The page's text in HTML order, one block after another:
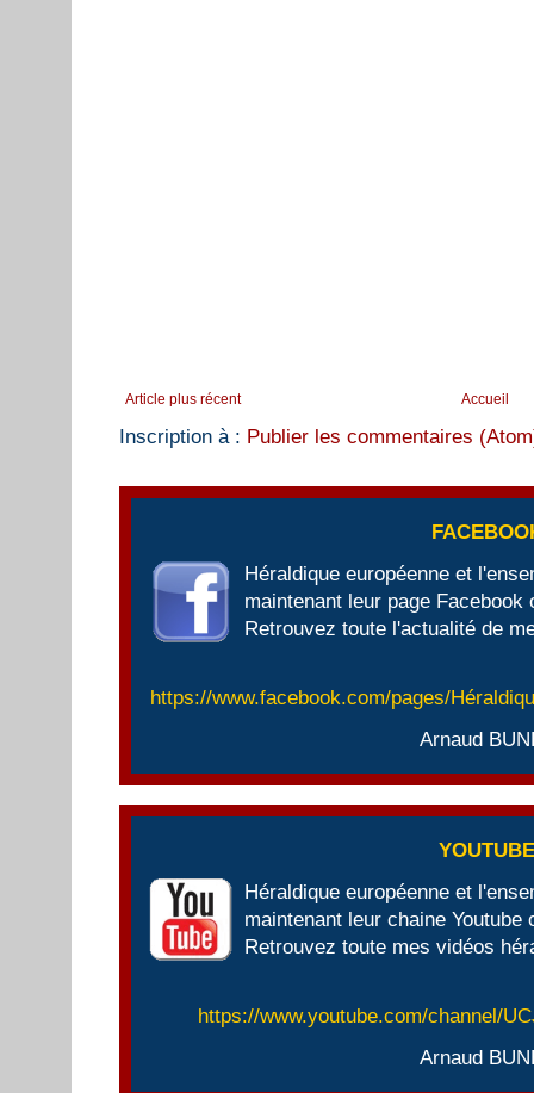
Article plus récent Accueil
Inscription à : Publier les commentaires
Héraldique européenne et
maintenant leur page Facebook
Retrouvez toute l'actualité de
https://www.facebook.com/pages/
Arnaud
Héraldique européenne et
maintenant leur chaine Youtube
Retrouvez toute mes vidéos
https://www.youtube.com/channel/
Arnaud